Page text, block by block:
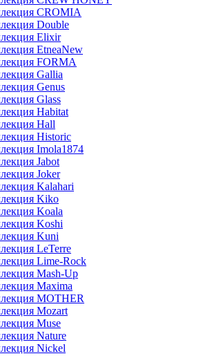
CROMIA
Double
Elixir
EtneaNew
FORMA
Gallia
Genus
Glass
Habitat
Hall
Historic
Imola1874
Jabot
Joker
Kalahari
Kiko
Koala
Koshi
Kuni
LeTerre
Lime-Rock
Mash-Up
Maxima
MOTHER
Mozart
Muse
Nature
Nickel